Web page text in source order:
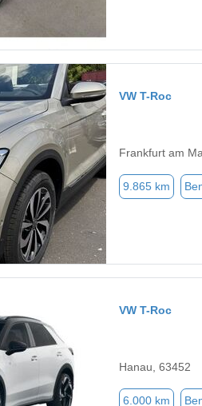
VW T-Roc
Frankfurt am
9.865 km
VW T-Roc
Hanau, 63452
6.000 km